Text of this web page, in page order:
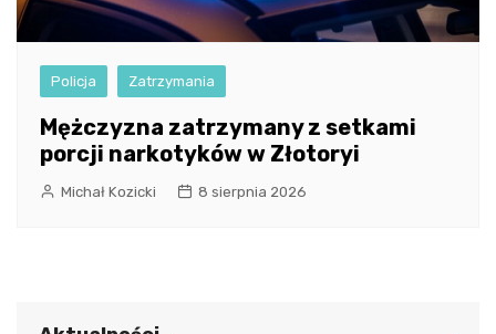
Policja Zatrzymania
Mężczyzna zatrzymany z setkami
porcji narkotyków w Złotoryi
Michał Kozicki 8 sierpnia 2026